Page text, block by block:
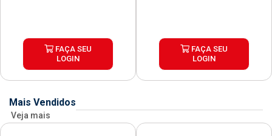
FAÇA SEU
LOGIN
FAÇA SEU
LOGIN
Mais Vendidos
Veja mais